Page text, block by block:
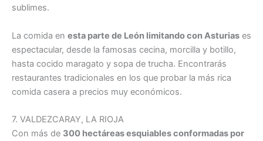
sublimes.
La comida en esta parte de León limitando con Asturias es
espectacular, desde la famosas cecina, morcilla y botillo,
hasta cocido maragato y sopa de trucha. Encontrarás
restaurantes tradicionales en los que probar la más rica
comida casera a precios muy económicos.
7. VALDEZCARAY, LA RIOJA
Con más de 300 hectáreas esquiables conformadas por